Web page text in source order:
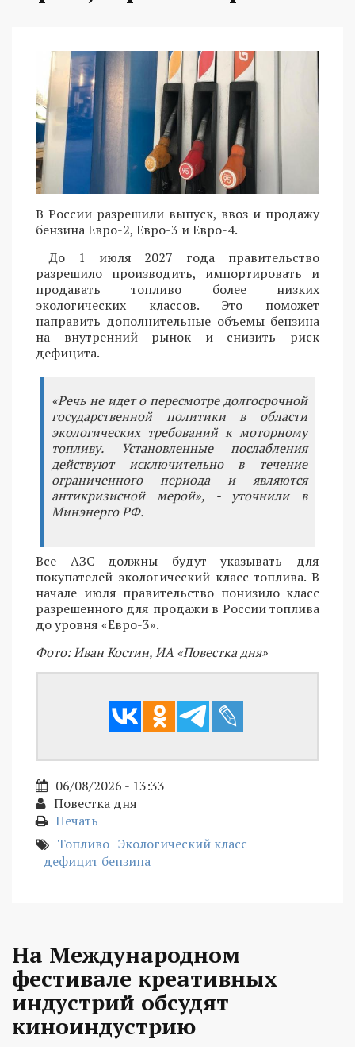
В России разрешили выпуск, ввоз и продажу
бензина Евро-2, Евро-3 и Евро-4.
До 1 июля 2027 года правительство
разрешило производить, импортировать и
продавать топливо более низких
экологических классов. Это поможет
направить дополнительные объемы бензина
на внутренний рынок и снизить риск
дефицита.
«Речь не идет о пересмотре долгосрочной
государственной политики в области
экологических требований к моторному
топливу. Установленные послабления
действуют исключительно в течение
ограниченного периода и являются
антикризисной мерой», - уточнили в
Минэнерго РФ.
Все АЗС должны будут указывать для
покупателей экологический класс топлива. В
начале июля правительство понизило класс
разрешенного для продажи в России топлива
до уровня «Евро-3».
Фото: Иван Костин, ИА «Повестка дня»
06/08/2026 - 13:33
Повестка дня
Печать
Топливо Экологический класс
дефицит бензина
На Международном
фестивале креативных
индустрий обсудят
киноиндустрию